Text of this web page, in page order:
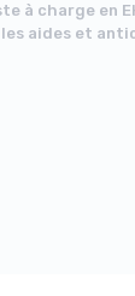
à charge en
aides et